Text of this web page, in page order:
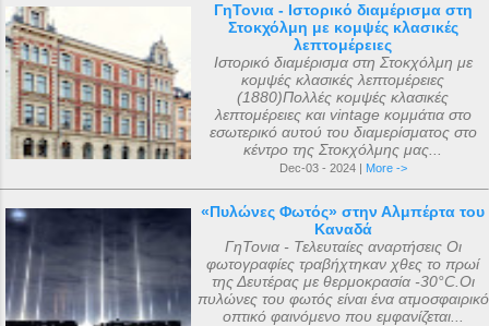
ΓηΤονια - Ιστορικό διαμέρισμα στη
Στοκχόλμη με κομψές κλασικές
λεπτομέρειες
Ιστορικό διαμέρισμα στη Στοκχόλμη με
κομψές κλασικές λεπτομέρειες
(1880)Πολλές κομψές κλασικές
λεπτομέρειες και vintage κομμάτια στο
εσωτερικό αυτού του διαμερίσματος στο
κέντρο της Στοκχόλμης μας...
Dec-03 - 2024 | More ->
«Πυλώνες Φωτός» στην Αλμπέρτα του
Καναδά
ΓηΤονια - Τελευταίες αναρτήσεις Οι
φωτογραφίες τραβήχτηκαν χθες το πρωί
της Δευτέρας με θερμοκρασία -30°C.Οι
πυλώνες του φωτός είναι ένα ατμοσφαιρικό
οπτικό φαινόμενο που εμφανίζεται...